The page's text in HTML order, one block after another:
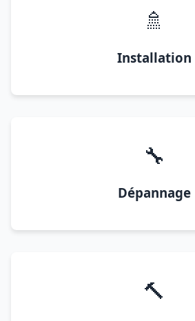
🚿
Installation
🔧
Dépannage
🔨